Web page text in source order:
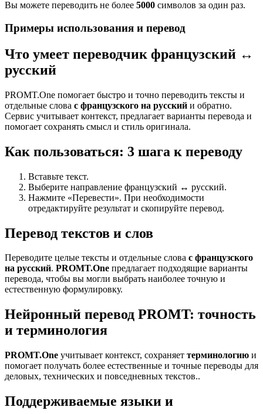
Вы можете переводить не более 5000 символов за один раз.
Примеры использования и перевод
Что умеет переводчик французский ↔
русский
PROMT.One помогает быстро и точно переводить тексты и
отдельные слова с французского на русский и обратно.
Сервис учитывает контекст, предлагает варианты перевода и
помогает сохранять смысл и стиль оригинала.
Как пользоваться: 3 шага к переводу
Вставьте текст.
Выберите направление французский ↔ русский.
Нажмите «Перевести». При необходимости
отредактируйте результат и скопируйте перевод.
Перевод текстов и слов
Переводите целые тексты и отдельные слова с французского
на русский. PROMT.One предлагает подходящие варианты
перевода, чтобы вы могли выбрать наиболее точную и
естественную формулировку.
Нейронный перевод PROMT: точность
и терминология
PROMT.One учитывает контекст, сохраняет терминологию и
помогает получать более естественные и точные переводы для
деловых, технических и повседневных текстов..
Поддерживаемые языки и